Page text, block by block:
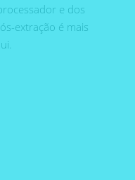
e dos
extração é mais